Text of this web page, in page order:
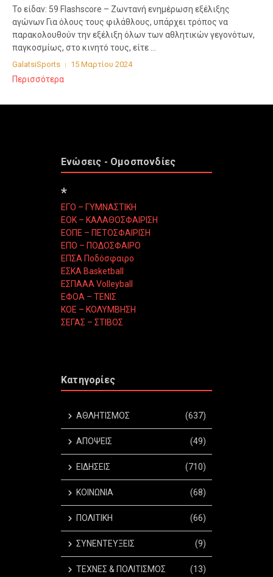
Το είδαν: 59 Flashscore – Ζωντανή ενημέρωση εξέλιξης
αγώνων Για όλους τους φιλάθλους, υπάρχει τρόπος να
παρακολουθούν την εξέλιξη όλων των αθλητικών γεγονότων,
παγκοσμίως, στο κινητό τους, είτε ...
GalatsiSports 15 Μαρτίου 2024
Περισσότερα
Ενώσεις - Ομοσπονδίες
*
ΕΓΟ – ΓΥΜΝΑΣΤΙΚΗ
ΕΟΚ – ΚΑΛΑΘΟΣΦΑΙΡΙΣΗ
ΕΟΠΕ – ΠΕΤΟΣΦΑΙΡΙΣΗ
ΕΠΟ – ΠΟΔΟΣΦΑΙΡΟ
ΕΠΣΑ Ποδόσφαιρο
ΕΣΚΑ Basketball
ΕΣΠΑΑΑ Volleyball
ΕΦΟΑ – ΤΕΝΙΣ
ΚΟΕ – ΚΟΛΥΜΒΗΣΗ
ΣΕΓΑΣ – ΣΤΙΒΟΣ
Κατηγορίες
ΑΘΛΗΤΙΣΜΟΣ (637)
ΑΠΟΨΕΙΣ (49)
ΕΙΔΗΣΕΙΣ (710)
ΚΟΙΝΩΝΙΑ (68)
ΠΟΛΙΤΙΚΗ (66)
ΣΥΝΕΝΤΕΥΞΕΙΣ (9)
ΤΕΧΝΕΣ & ΠΟΛΙΤΙΣΜΟΣ (13)